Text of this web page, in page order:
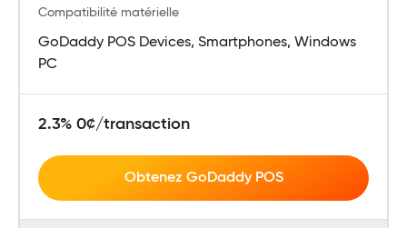
Compatibilité matérielle
GoDaddy POS Devices, Smartphones, Windows
PC
2.3% 0¢/transaction
Obtenez GoDaddy POS